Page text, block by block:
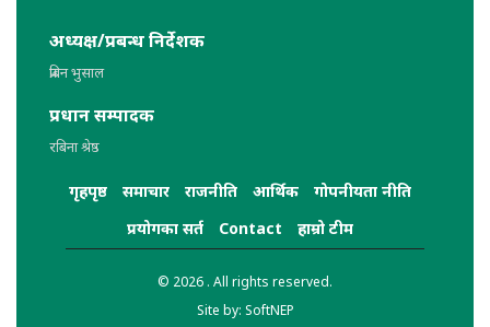
अध्यक्ष/प्रबन्ध निर्देशक
प्रबिन भुसाल
प्रधान सम्पादक
रबिना श्रेष्ठ
गृहपृष्ठ समाचार राजनीति आर्थिक
गोपनीयता नीति
प्रयोगका सर्त
Contact हाम्रो टीम
© 2026 . All rights reserved.
Site by: SoftNEP